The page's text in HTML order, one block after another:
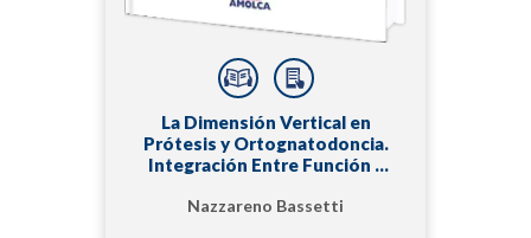
La Dimensión Vertical en
Prótesis y Ortognatodoncia.
Integración Entre Función y
Nazzareno Bassetti